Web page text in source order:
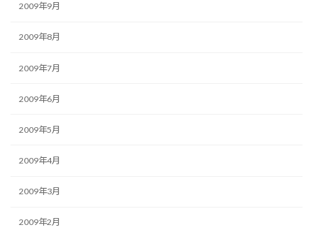
2009年9月
2009年8月
2009年7月
2009年6月
2009年5月
2009年4月
2009年3月
2009年2月